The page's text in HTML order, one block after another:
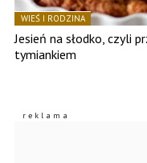
WIEŚ I RODZINA
Jesień na słodko, czyli
tymiankiem